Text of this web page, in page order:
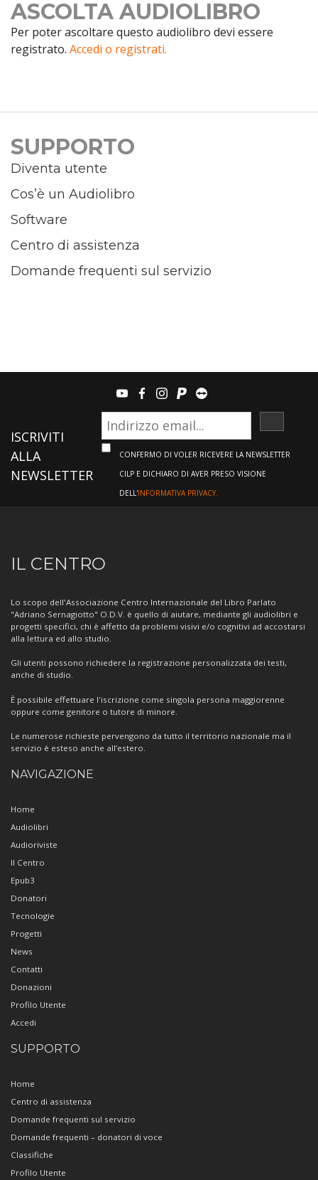
ASCOLTA AUDIOLIBRO
Per poter ascoltare questo audiolibro devi essere
registrato. Accedi o registrati.
SUPPORTO
Diventa utente
Cos’è un Audiolibro
Software
Centro di assistenza
Domande frequenti sul servizio
youtubefacebook
instagram
paypalteamviewer
ISCRIVITI
ALLA
NEWSLETTER
CONFERMO DI VOLER RICEVERE LA NEWSLETTER
CILP E DICHIARO DI AVER PRESO VISIONE
DELL'INFORMATIVA PRIVACY.
Informazioni
sul
Centro
IL CENTRO
Lo scopo dell'Associazione Centro Internazionale del Libro Parlato
"Adriano Sernagiotto" O.D.V. è quello di aiutare, mediante gli audiolibri e
progetti specifici, chi è affetto da problemi visivi e/o cognitivi ad accostarsi
alla lettura ed allo studio.
Gli utenti possono richiedere la registrazione personalizzata dei testi,
anche di studio.
È possibile effettuare l'iscrizione come singola persona maggiorenne
oppure come genitore o tutore di minore.
Le numerose richieste pervengono da tutto il territorio nazionale ma il
servizio è esteso anche all’estero.
NAVIGAZIONE
Home
Audiolibri
Audioriviste
Il Centro
Epub3
Donatori
Tecnologie
Progetti
News
Contatti
Donazioni
Profilo Utente
Accedi
SUPPORTO
Home
Centro di assistenza
Domande frequenti sul servizio
Domande frequenti – donatori di voce
Classifiche
Profilo Utente